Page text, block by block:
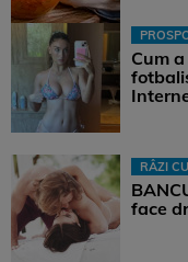
Cum
RÂZI
face